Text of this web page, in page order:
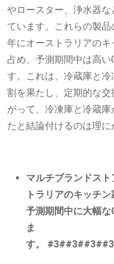
やロースター、浄水器
ています。これらの製
年にオーストラリアの
占め、予測期間中は高い
す。これは、冷蔵庫と
割を果たし、定期的な
がって、冷凍庫と冷蔵
たと結論付けるのは理
マルチブランドス
トラリアのキッチ
予測期間中に大幅
ま
す。